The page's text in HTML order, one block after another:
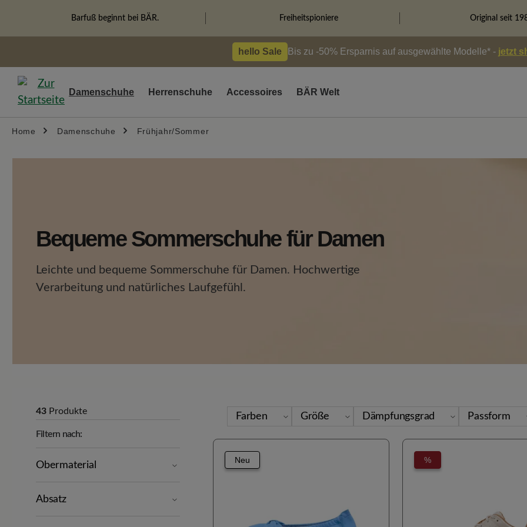
Zur Hauptnavigation springen
Barfuß beginnt bei BÄR. Freiheitspioniere Original seit
hello Sale Bis zu -50% Ersparnis auf ausgewählte Modelle* - jetzt
Damenschuhe Herrenschuhe Accessoires BÄR Welt
Home Damenschuhe Frühjahr/Sommer
Bequeme Sommerschuhe für Damen
Leichte und bequeme Sommerschuhe für Damen. Hochwertige
Verarbeitung und natürliches Laufgefühl.
43 Produkte
Filtern nach:
Obermaterial
Absatz
Farben Größe Dämpfungsgrad Passform
Neu %